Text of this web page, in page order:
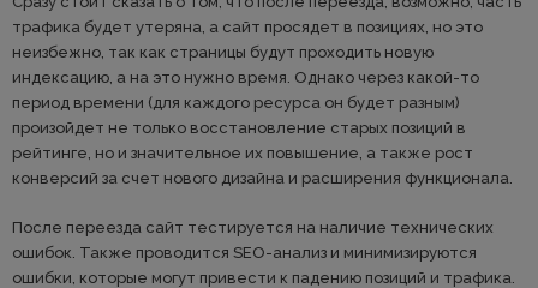
трафика будет утеряна, а сайт просядет в позициях, но это
неизбежно, так как страницы будут проходить новую
индексацию, а на это нужно время. Однако через какой-то
период времени (для каждого ресурса он будет разным)
произойдет не только восстановление старых позиций в
рейтинге, но и значительное их повышение, а также рост
конверсий за счет нового дизайна и расширения функционала.
После переезда сайт тестируется на наличие технических
ошибок. Также проводится SEO-анализ и минимизируются
ошибки, которые могут привести к падению позиций и трафика.